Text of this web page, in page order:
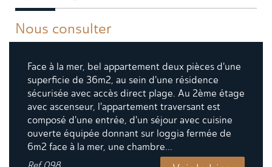
Nous consulter
Face à la mer, bel appartement deux pièces d'une
superficie de 36m2, au sein d'une résidence
sécurisée avec accès direct plage. Au 2ème étage
avec ascenseur, l'appartement traversant est
composé d'une entrée, d'un séjour avec cuisine
ouverte équipée donnant sur loggia fermée de
6m2 face à la mer, une chambre...